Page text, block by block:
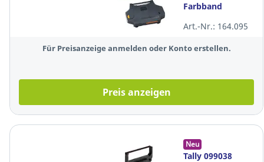
Farbband
Gabriele 9009,
schwarz
Art.-Nr.: 164.095
Für Preisanzeige anmelden oder Konto erstellen.
Preis anzeigen
Neu
Tally 099038